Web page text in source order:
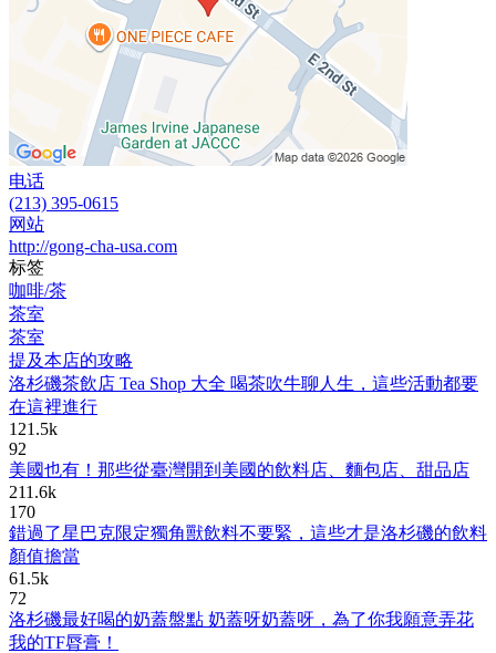
电话
(213) 395-0615
网站
http://gong-cha-usa.com
标签
咖啡/茶
茶室
茶室
提及本店的攻略
洛杉磯茶飲店 Tea Shop 大全 喝茶吹牛聊人生，這些活動都要
在這裡進行
121.5k
92
美國也有！那些從臺灣開到美國的飲料店、麵包店、甜品店
211.6k
170
錯過了星巴克限定獨角獸飲料不要緊，這些才是洛杉磯的飲料
顏值擔當
61.5k
72
洛杉磯最好喝的奶蓋盤點 奶蓋呀奶蓋呀，為了你我願意弄花
我的TF脣膏！